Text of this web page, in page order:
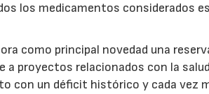
los medicamentos considerados
como principal novedad una
a proyectos relacionados con la
con un déficit histórico y cada vez